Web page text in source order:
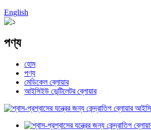
English
পণ্য
হোম
পণ্য
মেডিকেল ব্লোয়ার
আইসিইউ ভেন্টিলেটর ব্লোয়ার